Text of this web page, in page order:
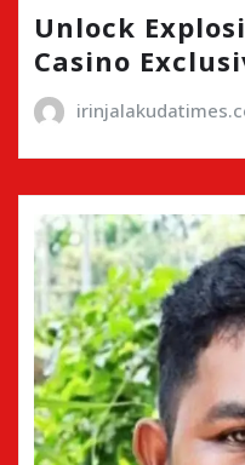
Unlock
Casino